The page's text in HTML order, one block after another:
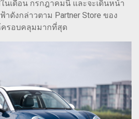
นเดือน กรกฎาคมนี้ และจะเดินหน้า
ดังกล่าวตาม Partner Store ของ
ครอบคลุมมากที่สุด